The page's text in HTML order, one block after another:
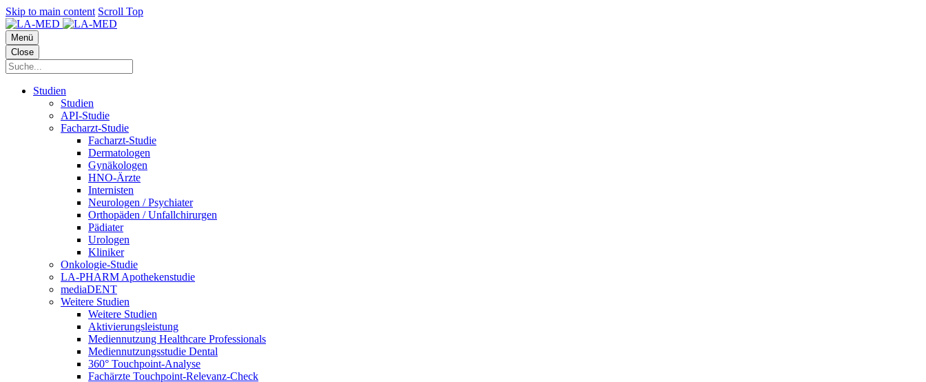
Skip to main content Scroll Top
Menü
Close
Studien
Studien
API-Studie
Facharzt-Studie
Facharzt-Studie
Dermatologen
Gynäkologen
HNO-Ärzte
Internisten
Neurologen / Psychiater
Orthopäden / Unfallchirurgen
Pädiater
Urologen
Kliniker
Onkologie-Studie
LA-PHARM Apothekenstudie
mediaDENT
Weitere Studien
Weitere Studien
Aktivierungsleistung
Mediennutzung Healthcare Professionals
Mediennutzungsstudie Dental
360° Touchpoint-Analyse
Fachärzte Touchpoint-Relevanz-Check